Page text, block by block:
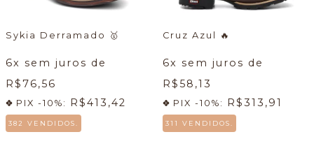
Sykia Derramado 🥇
6x sem juros de
R$76,56
PIX -10%: R$413,42
382 VENDIDOS.
Cruz Azul 🔥
6x sem juros de
R$58,13
PIX -10%: R$313,91
311 VENDIDOS.